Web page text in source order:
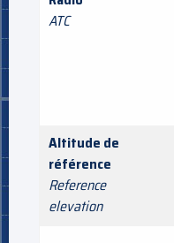
ATC
Altitude de
référence
Reference
elevation